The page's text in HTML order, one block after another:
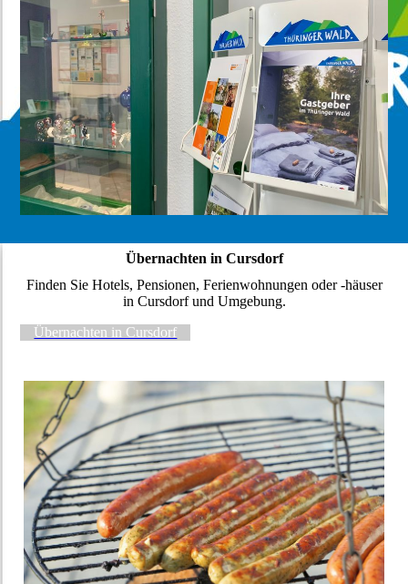
Übernachten in Cursdorf
Finden Sie Hotels, Pensionen, Ferienwohnungen oder -häuser
in Cursdorf und Umgebung.
Übernachten in Cursdorf